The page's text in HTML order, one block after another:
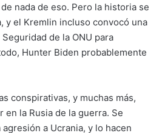
nada de eso. Pero la historia se
y el Kremlin incluso convocó una
de la ONU para
Hunter Biden probablemente
conspirativas, y muchas más,
en la Rusia de la guerra. Se
a Ucrania, y lo hacen